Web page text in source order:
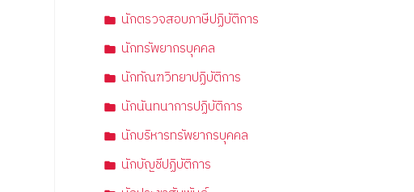
นักตรวจสอบภาษีปฏิบัติการ
นักทรัพยากรบุคคล
นักทัณฑวิทยาปฏิบัติการ
นักนันทนาการปฏิบัติการ
นักบริหารทรัพยากรบุคคล
นักบัญชีปฏิบัติการ